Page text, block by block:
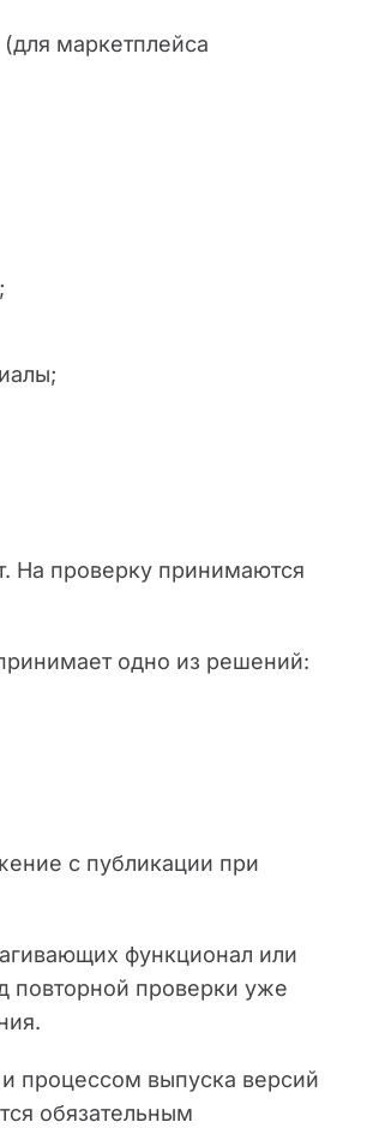
маркетплейса
На проверку принимаются
одно из решений:
с публикации при
функционал или
повторной проверки уже
процессом выпуска версий
обязательным